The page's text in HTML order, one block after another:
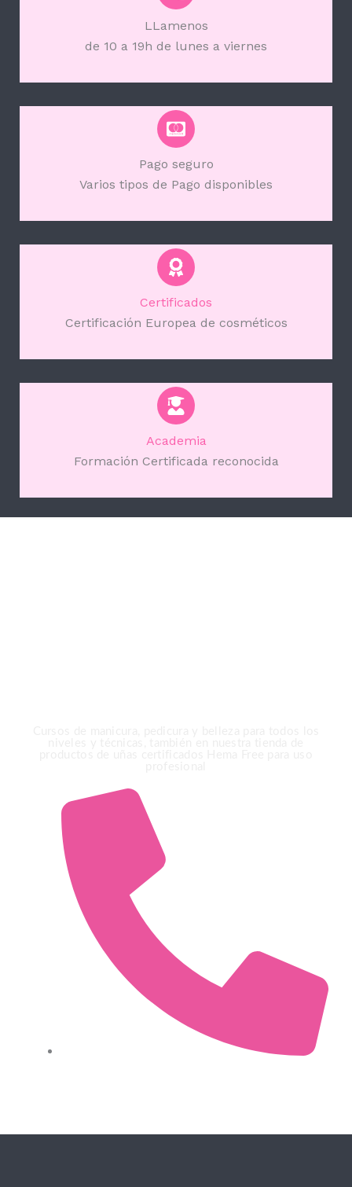
LLamenos
de 10 a 19h de lunes a viernes
Pago seguro
Varios tipos de Pago disponibles
Certificados
Certificación Europea de cosméticos
Academia
Formación Certificada reconocida